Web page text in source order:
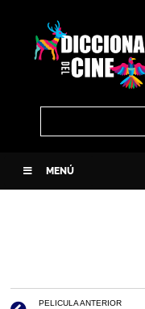
MENÚ
PELICULA ANTERIOR